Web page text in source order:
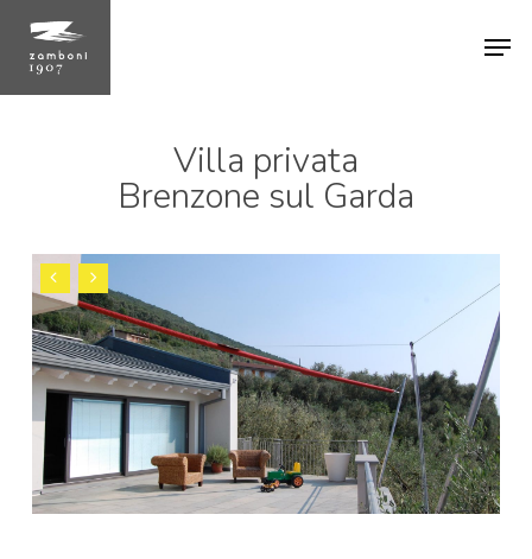
Skip
main
Villa privata
Brenzone sul Garda